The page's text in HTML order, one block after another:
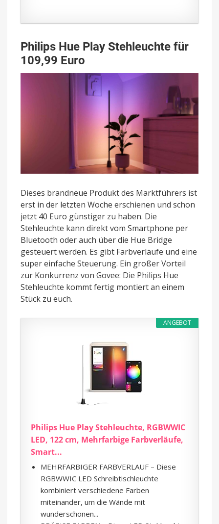
Philips Hue Play Stehleuchte für
109,99 Euro
Dieses brandneue Produkt des Marktführers ist
erst in der letzten Woche erschienen und schon
jetzt 40 Euro günstiger zu haben. Die
Stehleuchte kann direkt vom Smartphone per
Bluetooth oder auch über die Hue Bridge
gesteuert werden. Es gibt Farbverläufe und eine
super einfache Steuerung. Ein großer Vorteil
zur Konkurrenz von Govee: Die Philips Hue
Stehleuchte kommt fertig montiert an einem
Stück zu euch.
ANGEBOT
Philips Hue Play Stehleuchte, RGBWWIC
LED, 122 cm, Mehrfarbige Farbverläufe,
Smart...
MEHRFARBIGER FARBVERLAUF – Diese
RGBWWIC LED Schreibtischleuchte
kombiniert verschiedene Farben
miteinander, um die Wände mit
wunderschönen...